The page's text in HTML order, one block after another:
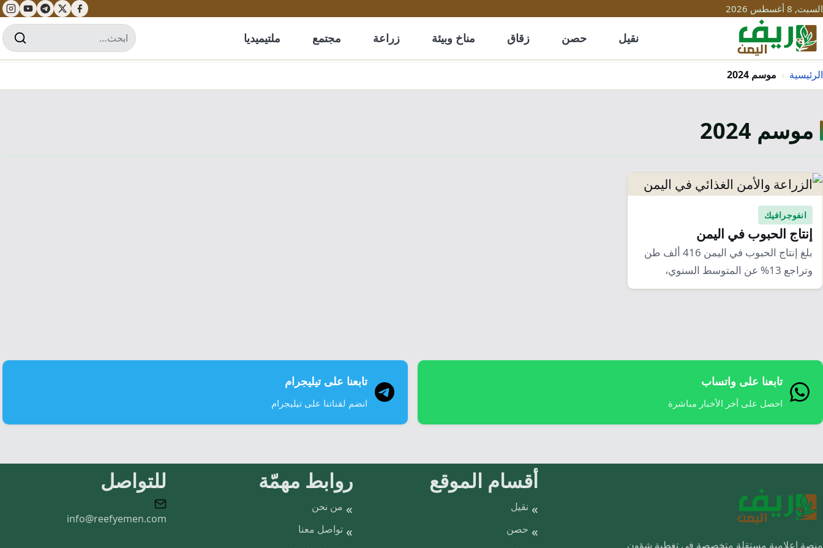
السبت, 8 أغسطس 2026
نقيل حصن زقاق مناخ وبيئة زراعة مجتمع ملتيميديا
الرئيسية › موسم 2024
موسم 2024
انفوجرافيك
إنتاج الحبوب في اليمن
بلغ إنتاج الحبوب في اليمن 416 ألف طن
وتراجع 13% عن المتوسط السنوي،
نتيجة…
تابعنا على واتساب
احصل على آخر الأخبار مباشرة
تابعنا على تيليجرام
انضم لقناتنا على تيليجرام
منصة إعلامية مستقلة متخصصة في تغطية شؤون
أقسام الموقع
نقيل
حصن
روابط مهمّة
من نحن
تواصل معنا
للتواصل
info@reefyemen.com